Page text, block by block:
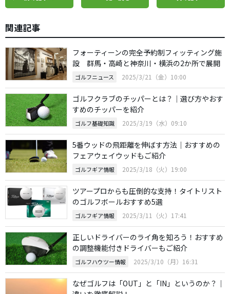
関連記事
フォーティーンの完全予約制フィッティング施
設 群馬・高崎と神奈川・横浜の2か所で展開
ゴルフニュース 2025/3/21（金）10:00
ゴルフクラブのチッパーとは？｜選び方やおす
すめのチッパーを紹介
ゴルフ基礎知識 2025/3/19（水）09:10
5番ウッドの飛距離を伸ばす方法｜おすすめの
フェアウェイウッドもご紹介
ゴルフギア情報 2025/3/18（火）19:00
ツアープロからも圧倒的な支持！タイトリスト
のゴルフボールおすすめ5選
ゴルフギア情報 2025/3/11（火）17:41
正しいドライバーのライ角を知ろう！おすすめ
の調整機能付きドライバーもご紹介
ゴルフハウツー情報 2025/3/10（月）16:31
なぜゴルフは「OUT」と「IN」というのか？｜